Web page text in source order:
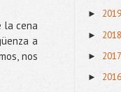
la cena
a
nos
► 2019
► 2018
► 2017
► 2016